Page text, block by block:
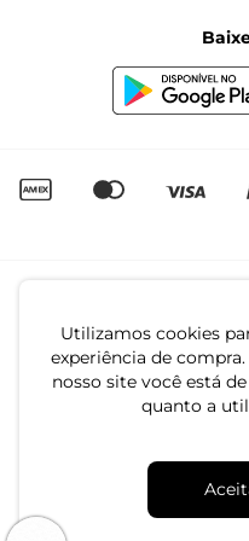
Utilizamos cookies
experiência de
nosso site você está
quanto a
Canal de Denúncias | Ética
Igualdade Salarial
CNPJ:
Av. Maria Marangoni,